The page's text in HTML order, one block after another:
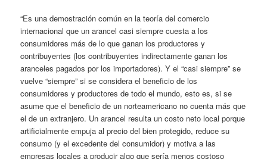
“Es una demostración común en la teoría del comercio
internacional que un arancel casi siempre cuesta a los
consumidores más de lo que ganan los productores y
contribuyentes (los contribuyentes indirectamente ganan los
aranceles pagados por los importadores). Y el “casi siempre” se
vuelve “siempre” si se considera el beneficio de los
consumidores y productores de todo el mundo, esto es, si se
asume que el beneficio de un norteamericano no cuenta más que
el de un extranjero. Un arancel resulta un costo neto local porque
artificialmente empuja al precio del bien protegido, reduce su
consumo (y el excedente del consumidor) y motiva a las
empresas locales a producir algo que sería menos costoso